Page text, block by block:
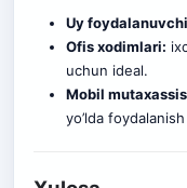
Uy
Ofis xodimlari:
uchun ideal.
Mobil
yo’lda